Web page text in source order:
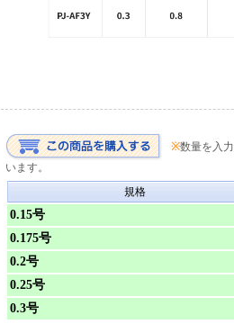
※数量を入
います。
規格
0.15号
0.175号
0.2号
0.25号
0.3号